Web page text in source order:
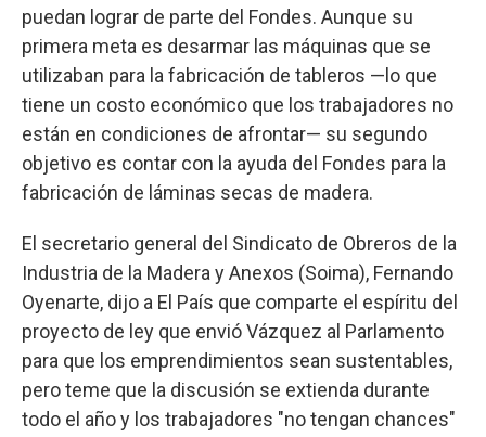
puedan lograr de parte del Fondes. Aunque su
primera meta es desarmar las máquinas que se
utilizaban para la fabricación de tableros —lo que
tiene un costo económico que los trabajadores no
están en condiciones de afrontar— su segundo
objetivo es contar con la ayuda del Fondes para la
fabricación de láminas secas de madera.
El secretario general del Sindicato de Obreros de la
Industria de la Madera y Anexos (Soima), Fernando
Oyenarte, dijo a El País que comparte el espíritu del
proyecto de ley que envió Vázquez al Parlamento
para que los emprendimientos sean sustentables,
pero teme que la discusión se extienda durante
todo el año y los trabajadores "no tengan chances"